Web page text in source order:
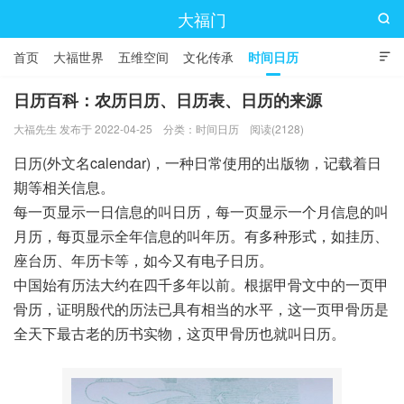
大福门

首页 大福世界 五维空间 文化传承 时间日历

日历百科：农历日历、日历表、日历的来源
大福先生 发布于 2022-04-25 分类： 时间日历 阅读(2128)
日历(外文名calendar)，一种日常使用的出版物，记载着日
期等相关信息。
每一页显示一日信息的叫日历，每一页显示一个月信息的叫
月历，每页显示全年信息的叫年历。有多种形式，如挂历、
座台历、年历卡等，如今又有电子日历。
中国始有历法大约在四千多年以前。根据甲骨文中的一页甲
骨历，证明殷代的历法已具有相当的水平，这一页甲骨历是
全天下最古老的历书实物，这页甲骨历也就叫日历。